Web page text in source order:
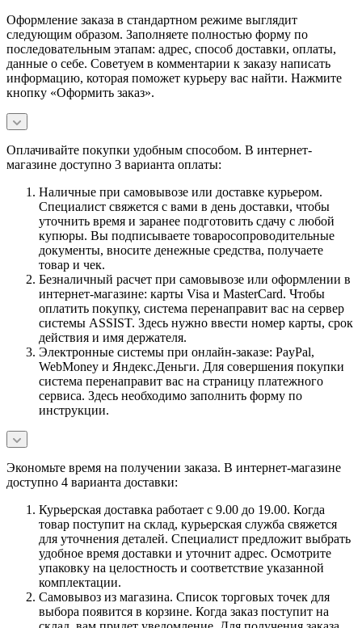
Оформление заказа в стандартном режиме выглядит
следующим образом. Заполняете полностью форму по
последовательным этапам: адрес, способ доставки, оплаты,
данные о себе. Советуем в комментарии к заказу написать
информацию, которая поможет курьеру вас найти. Нажмите
кнопку «Оформить заказ».
Оплачивайте покупки удобным способом. В интернет-
магазине доступно 3 варианта оплаты:
Наличные при самовывозе или доставке курьером.
Специалист свяжется с вами в день доставки, чтобы
уточнить время и заранее подготовить сдачу с любой
купюры. Вы подписываете товаросопроводительные
документы, вносите денежные средства, получаете
товар и чек.
Безналичный расчет при самовывозе или оформлении в
интернет-магазине: карты Visa и MasterCard. Чтобы
оплатить покупку, система перенаправит вас на сервер
системы ASSIST. Здесь нужно ввести номер карты, срок
действия и имя держателя.
Электронные системы при онлайн-заказе: PayPal,
WebMoney и Яндекс.Деньги. Для совершения покупки
система перенаправит вас на страницу платежного
сервиса. Здесь необходимо заполнить форму по
инструкции.
Экономьте время на получении заказа. В интернет-магазине
доступно 4 варианта доставки:
Курьерская доставка работает с 9.00 до 19.00. Когда
товар поступит на склад, курьерская служба свяжется
для уточнения деталей. Специалист предложит выбрать
удобное время доставки и уточнит адрес. Осмотрите
упаковку на целостность и соответствие указанной
комплектации.
Самовывоз из магазина. Список торговых точек для
выбора появится в корзине. Когда заказ поступит на